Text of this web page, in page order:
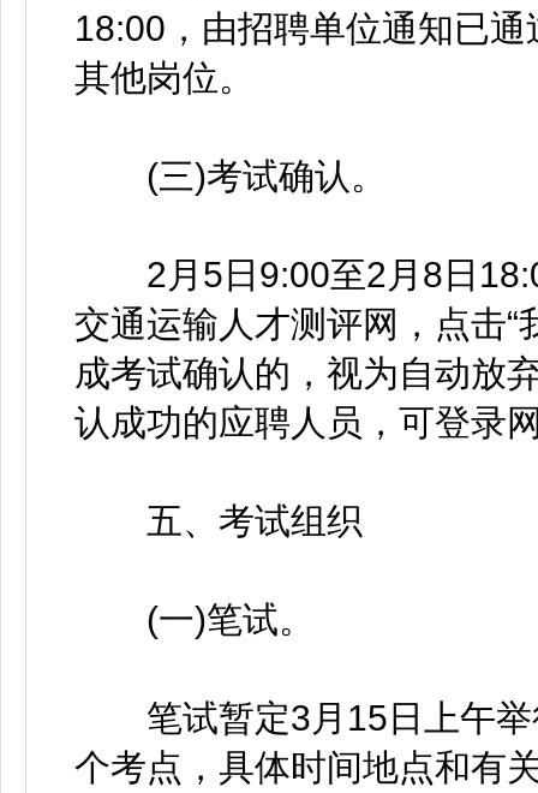
18:00，由招聘单位通知已
其他岗位。
(三)考试确认。
2月5日9:00至2月8日
交通运输人才测评网，点击
成考试确认的，视为自动放
认成功的应聘人员，可登录
五、考试组织
(一)笔试。
笔试暂定3月15日上午举
个考点，具体时间地点和有